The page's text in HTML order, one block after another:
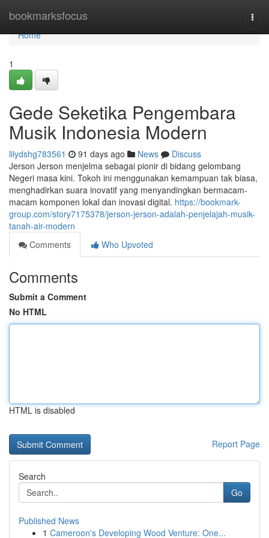
bookmarksfocus
Home
Home
1
Gede Seketika Pengembara
Musik Indonesia Modern
lilydshg783561 91 days ago News
Discuss
Jerson Jerson menjelma sebagai pionir di bidang gelombang
Negeri masa kini. Tokoh ini menggunakan kemampuan tak biasa,
menghadirkan suara inovatif yang menyandingkan bermacam-
macam komponen lokal dan inovasi digital. https://bookmark-
group.com/story7175378/jerson-jerson-adalah-penjelajah-musik-
tanah-air-modern
Comments
Who Upvoted
Comments
Submit a Comment
No HTML
HTML is disabled
Report Page
Search
Go
Published News
1 Cameroon's Developing Wood Venture: One...